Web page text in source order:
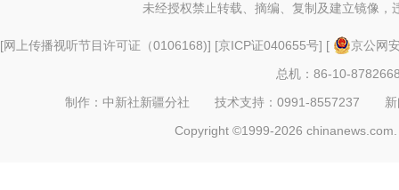
未经授权禁止转载、摘编、复制及建立镜像，
[网上传播视听节目许可证（0106168)] [京ICP证040655号] [
京公网
总机：86-10-
制作：中新社新疆分社 技术支持：0991-8557237
Copyright ©1999-2026